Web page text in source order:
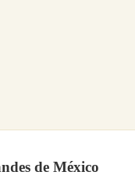
de México